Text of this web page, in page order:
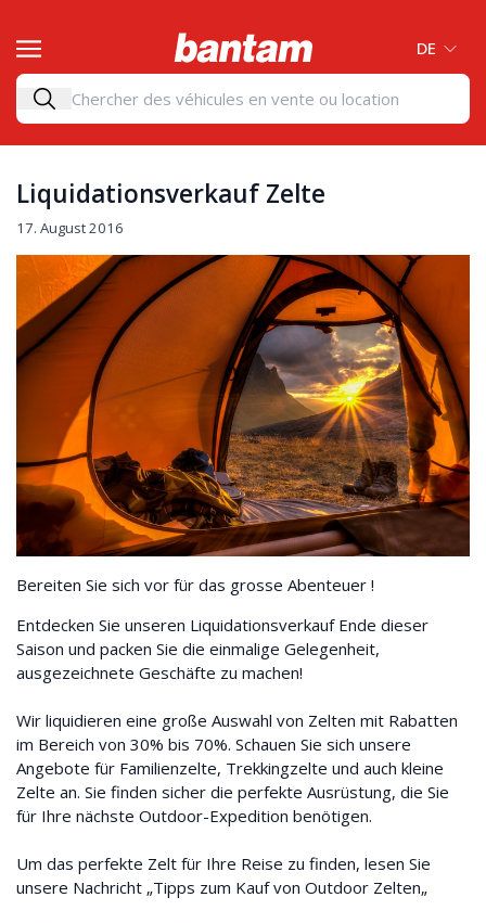
DE
Liquidationsverkauf Zelte
17. August 2016
Bereiten Sie sich vor für das grosse Abenteuer !
Entdecken Sie unseren Liquidationsverkauf Ende dieser
Saison und packen Sie die einmalige Gelegenheit,
ausgezeichnete Geschäfte zu machen!
Wir liquidieren eine große Auswahl von Zelten mit Rabatten
im Bereich von 30% bis 70%. Schauen Sie sich unsere
Angebote für Familienzelte, Trekkingzelte und auch kleine
Zelte an. Sie finden sicher die perfekte Ausrüstung, die Sie
für Ihre nächste Outdoor-Expedition benötigen.
Um das perfekte Zelt für Ihre Reise zu finden, lesen Sie
unsere Nachricht „Tipps zum Kauf von Outdoor Zelten„